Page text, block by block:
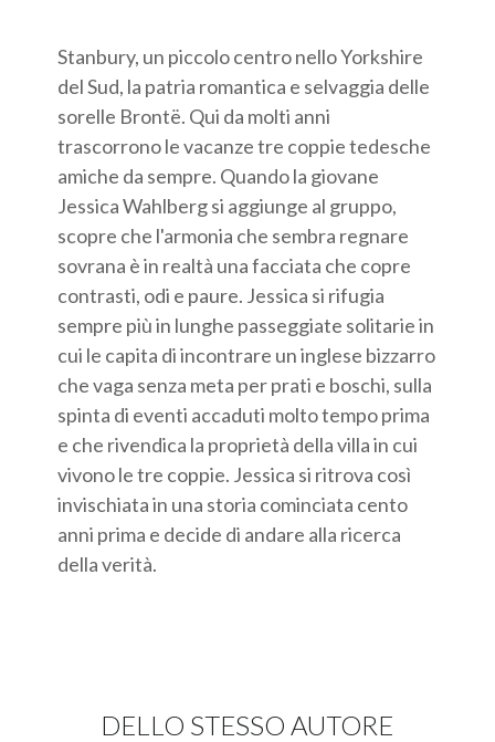
Stanbury, un piccolo centro nello Yorkshire
del Sud, la patria romantica e selvaggia delle
sorelle Brontë. Qui da molti anni
trascorrono le vacanze tre coppie tedesche
amiche da sempre. Quando la giovane
Jessica Wahlberg si aggiunge al gruppo,
scopre che l'armonia che sembra regnare
sovrana è in realtà una facciata che copre
contrasti, odi e paure. Jessica si rifugia
sempre più in lunghe passeggiate solitarie in
cui le capita di incontrare un inglese bizzarro
che vaga senza meta per prati e boschi, sulla
spinta di eventi accaduti molto tempo prima
e che rivendica la proprietà della villa in cui
vivono le tre coppie. Jessica si ritrova così
invischiata in una storia cominciata cento
anni prima e decide di andare alla ricerca
della verità.
DELLO STESSO AUTORE